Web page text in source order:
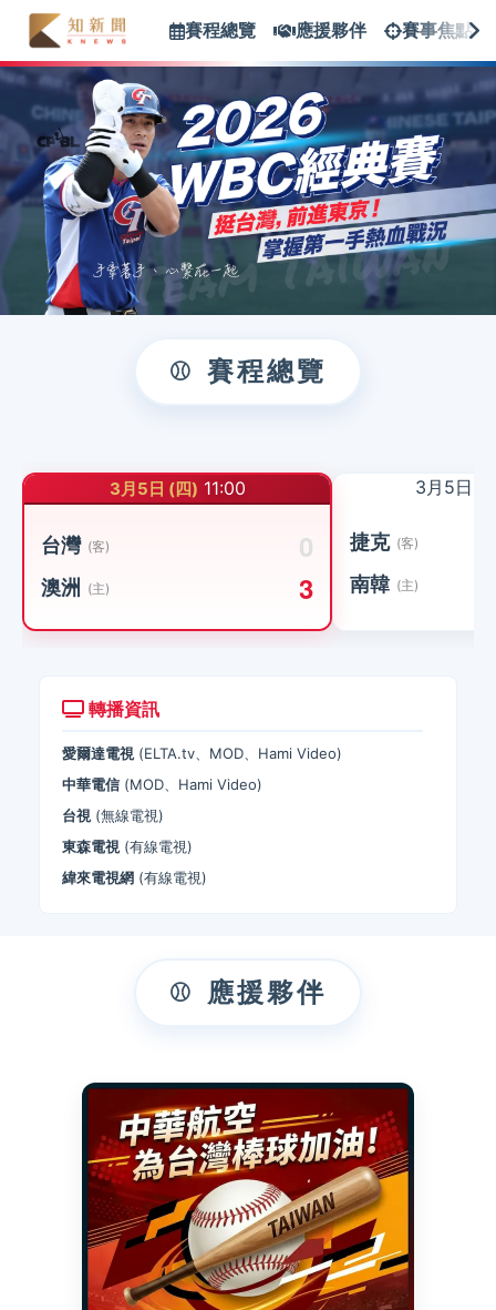
賽程總覽 應援夥伴 賽事焦點
賽程總覽
3月5日 (四) 11:00
台灣 (客) 0
澳洲 (主) 3
3月5日 (
捷克 (客)
南韓 (主)
轉播資訊
愛爾達電視 (ELTA.tv、MOD、Hami Video)
中華電信 (MOD、Hami Video)
台視 (無線電視)
東森電視 (有線電視)
緯來電視網 (有線電視)
應援夥伴